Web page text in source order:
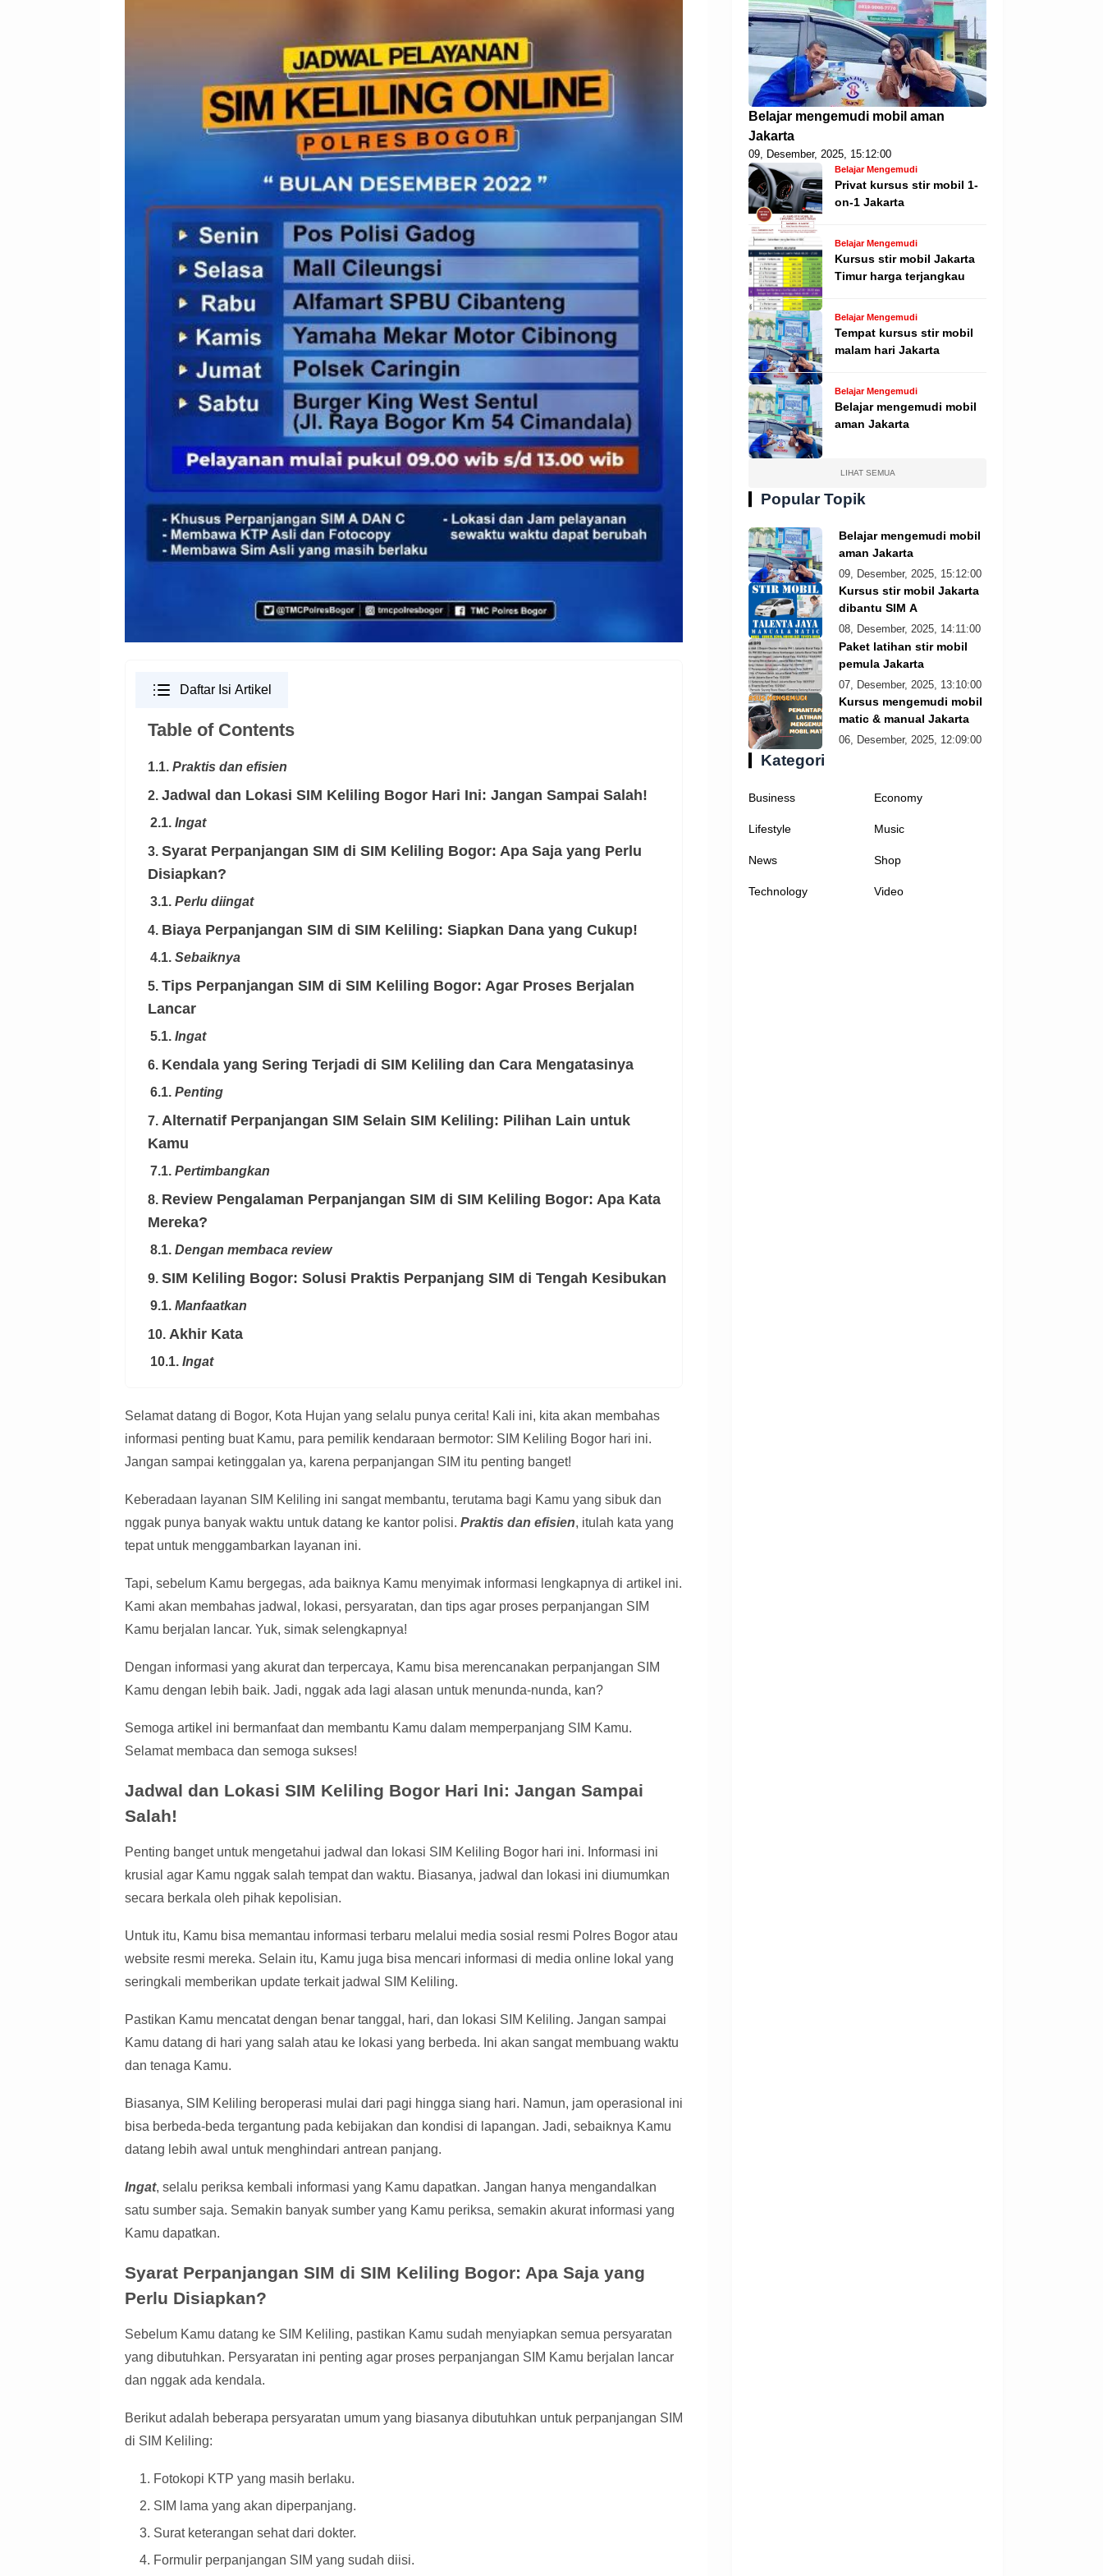
Daftar Isi Artikel
Table of Contents
1.1. Praktis dan efisien
2. Jadwal dan Lokasi SIM Keliling Bogor Hari Ini: Jangan Sampai Salah!
2.1. Ingat
3. Syarat Perpanjangan SIM di SIM Keliling Bogor: Apa Saja yang Perlu
Disiapkan?
3.1. Perlu diingat
4. Biaya Perpanjangan SIM di SIM Keliling: Siapkan Dana yang Cukup!
4.1. Sebaiknya
5. Tips Perpanjangan SIM di SIM Keliling Bogor: Agar Proses Berjalan
Lancar
5.1. Ingat
6. Kendala yang Sering Terjadi di SIM Keliling dan Cara Mengatasinya
6.1. Penting
7. Alternatif Perpanjangan SIM Selain SIM Keliling: Pilihan Lain untuk
Kamu
7.1. Pertimbangkan
8. Review Pengalaman Perpanjangan SIM di SIM Keliling Bogor: Apa Kata
Mereka?
8.1. Dengan membaca review
9. SIM Keliling Bogor: Solusi Praktis Perpanjang SIM di Tengah Kesibukan
9.1. Manfaatkan
10. Akhir Kata
10.1. Ingat
Selamat datang di Bogor, Kota Hujan yang selalu punya cerita! Kali ini, kita akan membahas
informasi penting buat Kamu, para pemilik kendaraan bermotor: SIM Keliling Bogor hari ini.
Jangan sampai ketinggalan ya, karena perpanjangan SIM itu penting banget!
Keberadaan layanan SIM Keliling ini sangat membantu, terutama bagi Kamu yang sibuk dan
nggak punya banyak waktu untuk datang ke kantor polisi. Praktis dan efisien, itulah kata yang
tepat untuk menggambarkan layanan ini.
Tapi, sebelum Kamu bergegas, ada baiknya Kamu menyimak informasi lengkapnya di artikel ini.
Kami akan membahas jadwal, lokasi, persyaratan, dan tips agar proses perpanjangan SIM
Kamu berjalan lancar. Yuk, simak selengkapnya!
Dengan informasi yang akurat dan terpercaya, Kamu bisa merencanakan perpanjangan SIM
Kamu dengan lebih baik. Jadi, nggak ada lagi alasan untuk menunda-nunda, kan?
Semoga artikel ini bermanfaat dan membantu Kamu dalam memperpanjang SIM Kamu.
Selamat membaca dan semoga sukses!
Jadwal dan Lokasi SIM Keliling Bogor Hari Ini: Jangan Sampai
Salah!
Penting banget untuk mengetahui jadwal dan lokasi SIM Keliling Bogor hari ini. Informasi ini
krusial agar Kamu nggak salah tempat dan waktu. Biasanya, jadwal dan lokasi ini diumumkan
secara berkala oleh pihak kepolisian.
Untuk itu, Kamu bisa memantau informasi terbaru melalui media sosial resmi Polres Bogor atau
website resmi mereka. Selain itu, Kamu juga bisa mencari informasi di media online lokal yang
seringkali memberikan update terkait jadwal SIM Keliling.
Pastikan Kamu mencatat dengan benar tanggal, hari, dan lokasi SIM Keliling. Jangan sampai
Kamu datang di hari yang salah atau ke lokasi yang berbeda. Ini akan sangat membuang waktu
dan tenaga Kamu.
Biasanya, SIM Keliling beroperasi mulai dari pagi hingga siang hari. Namun, jam operasional ini
bisa berbeda-beda tergantung pada kebijakan dan kondisi di lapangan. Jadi, sebaiknya Kamu
datang lebih awal untuk menghindari antrean panjang.
Ingat, selalu periksa kembali informasi yang Kamu dapatkan. Jangan hanya mengandalkan
satu sumber saja. Semakin banyak sumber yang Kamu periksa, semakin akurat informasi yang
Kamu dapatkan.
Syarat Perpanjangan SIM di SIM Keliling Bogor: Apa Saja yang
Perlu Disiapkan?
Sebelum Kamu datang ke SIM Keliling, pastikan Kamu sudah menyiapkan semua persyaratan
yang dibutuhkan. Persyaratan ini penting agar proses perpanjangan SIM Kamu berjalan lancar
dan nggak ada kendala.
Berikut adalah beberapa persyaratan umum yang biasanya dibutuhkan untuk perpanjangan SIM
di SIM Keliling:
Fotokopi KTP yang masih berlaku.
SIM lama yang akan diperpanjang.
Surat keterangan sehat dari dokter.
Formulir perpanjangan SIM yang sudah diisi.
Belajar mengemudi mobil aman
Jakarta
09, Desember, 2025, 15:12:00
Belajar Mengemudi
Privat kursus stir mobil 1-
on-1 Jakarta
Belajar Mengemudi
Kursus stir mobil Jakarta
Timur harga terjangkau
Belajar Mengemudi
Tempat kursus stir mobil
malam hari Jakarta
Belajar Mengemudi
Belajar mengemudi mobil
aman Jakarta
LIHAT SEMUA
Popular Topik
Belajar mengemudi mobil
aman Jakarta
09, Desember, 2025, 15:12:00
Kursus stir mobil Jakarta
dibantu SIM A
08, Desember, 2025, 14:11:00
Paket latihan stir mobil
pemula Jakarta
07, Desember, 2025, 13:10:00
Kursus mengemudi mobil
matic & manual Jakarta
06, Desember, 2025, 12:09:00
Kategori
Business Economy
Lifestyle Music
News Shop
Technology Video